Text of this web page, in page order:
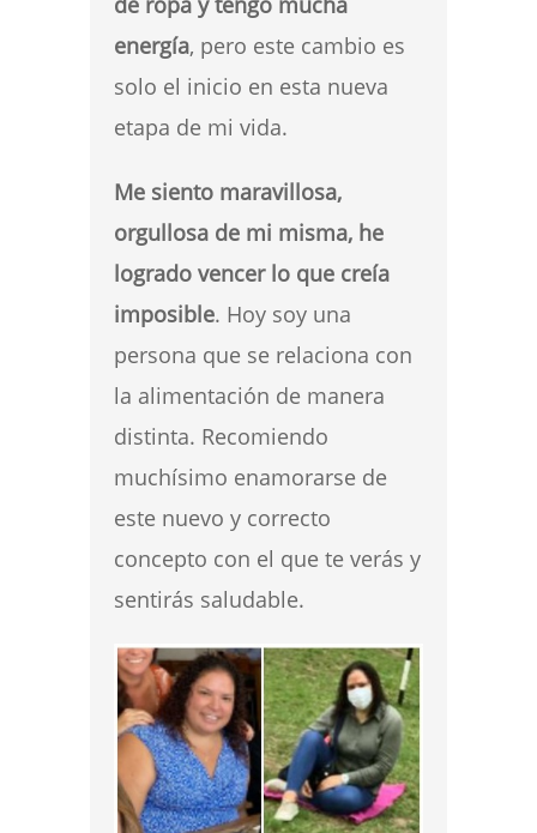
energía, pero este cambio es
solo el inicio en esta nueva
etapa de mi vida.
Me siento maravillosa,
orgullosa de mi misma, he
logrado vencer lo que creía
imposible. Hoy soy una
persona que se relaciona con
la alimentación de manera
distinta. Recomiendo
muchísimo enamorarse de
este nuevo y correcto
concepto con el que te verás y
sentirás saludable.